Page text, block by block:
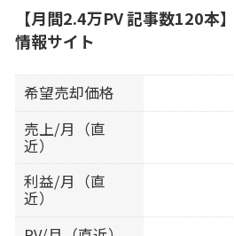
【月間2.4万PV 記事数120本
情報サイト
希望売却価格
売上/月（直
近）
利益/月（直
近）